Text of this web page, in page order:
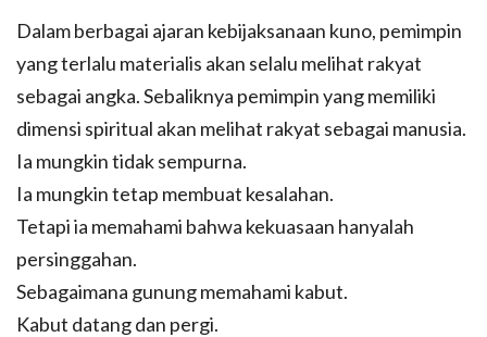
Dalam berbagai ajaran kebijaksanaan kuno, pemimpin
yang terlalu materialis akan selalu melihat rakyat
sebagai angka. Sebaliknya pemimpin yang memiliki
dimensi spiritual akan melihat rakyat sebagai manusia.
Ia mungkin tidak sempurna.
Ia mungkin tetap membuat kesalahan.
Tetapi ia memahami bahwa kekuasaan hanyalah
persinggahan.
Sebagaimana gunung memahami kabut.
Kabut datang dan pergi.